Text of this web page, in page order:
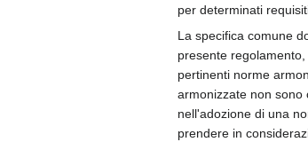
per determinati
La specifica comune
presente
pertinenti norme
armonizzate non sono
nell'adozione di una
prendere in